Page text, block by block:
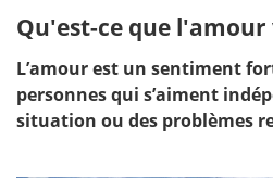
Qu'est-ce que l'amour
L’amour est un sentiment
personnes qui s’aiment
situation ou des problèmes